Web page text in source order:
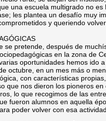
una escuela multigrado no es
les plantea un desafío muy
y queriendo
se pretende, después de
en la zona de
oportunidades hemos ido
octubre, en un mes más o
con características
que nos dieron los pioneros
lo que recogimos de las
fueron alumnos en aquella
poder volver con esa